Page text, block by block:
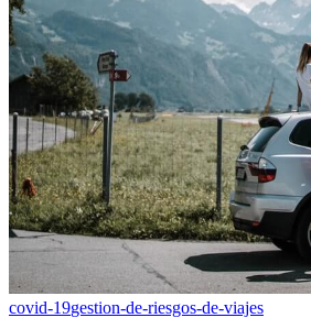
covid-19gestion-de-riesgos-de-viajes